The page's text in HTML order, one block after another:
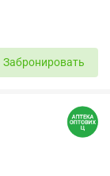
Забронировать